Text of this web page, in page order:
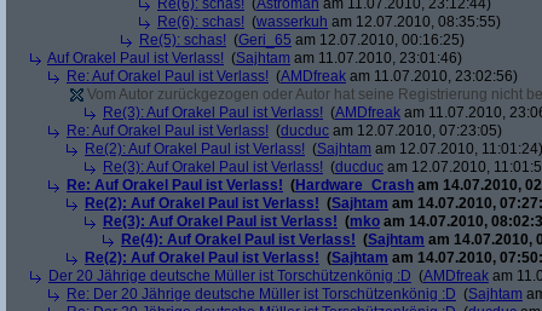
Re(6): schas! (Astroman am 11.07.2010, 23:12:44)
Re(6): schas! (wasserkuh am 12.07.2010, 08:35:55)
Re(5): schas! (Geri_65 am 12.07.2010, 00:16:25)
Auf Orakel Paul ist Verlass! (Sajhtam am 11.07.2010, 23:01:46)
Re: Auf Orakel Paul ist Verlass! (AMDfreak am 11.07.2010, 23:02:56)
Vom Autor zurückgezogen oder Autor hat seine Registrierung nicht
Re(3): Auf Orakel Paul ist Verlass! (AMDfreak am 11.07.2010,
Re: Auf Orakel Paul ist Verlass! (ducduc am 12.07.2010, 07:23:05)
Re(2): Auf Orakel Paul ist Verlass! (Sajhtam am 12.07.2010, 11:01:24)
Re(3): Auf Orakel Paul ist Verlass! (ducduc am 12.07.2010,
Re: Auf Orakel Paul ist Verlass! (Hardware_Crash am 14.07.2010,
Re(2): Auf Orakel Paul ist Verlass! (Sajhtam am 14.07.2010,
Re(3): Auf Orakel Paul ist Verlass! (mko am 14.07.2010,
Re(4): Auf Orakel Paul ist Verlass! (Sajhtam am 14.07.2010,
Re(2): Auf Orakel Paul ist Verlass! (Sajhtam am 14.07.2010,
Der 20 Jährige deutsche Müller ist Torschützenkönig :D (AMDfreak am
Re: Der 20 Jährige deutsche Müller ist Torschützenkönig :D (Sajhtam